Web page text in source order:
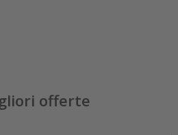
offerte